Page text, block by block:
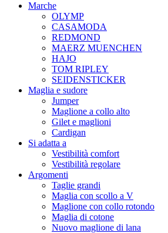
Marche
OLYMP
CASAMODA
REDMOND
MAERZ MUENCHEN
HAJO
TOM RIPLEY
SEIDENSTICKER
Maglia e sudore
Jumper
Maglione a collo alto
Gilet e maglioni
Cardigan
Si adatta a
Vestibilità comfort
Vestibilità regolare
Argomenti
Taglie grandi
Maglia con scollo a V
Maglione con collo rotondo
Maglia di cotone
Nuovo maglione di lana